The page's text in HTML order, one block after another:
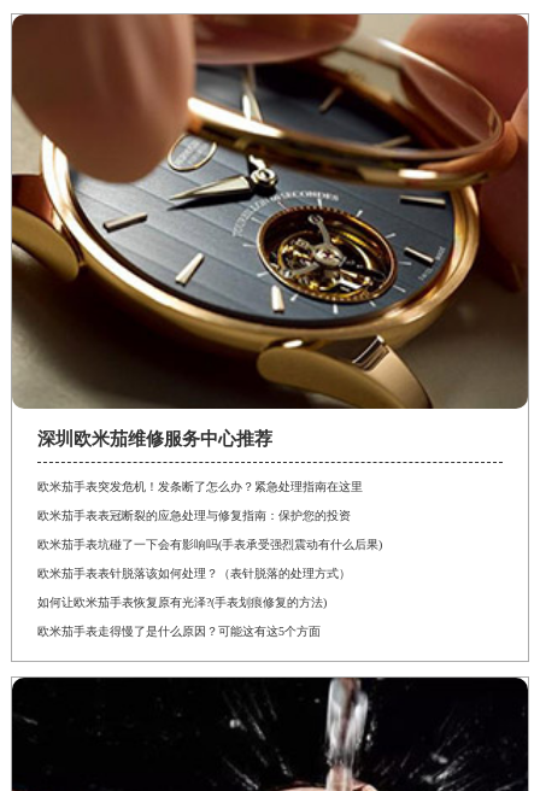
深圳欧米茄维修服务中心推荐
欧米茄手表突发危机！发条断了怎么办？紧急处理指南在这里
欧米茄手表表冠断裂的应急处理与修复指南：保护您的投资
欧米茄手表坑碰了一下会有影响吗(手表承受强烈震动有什么后果)
欧米茄手表表针脱落该如何处理？（表针脱落的处理方式）
如何让欧米茄手表恢复原有光泽?(手表划痕修复的方法)
欧米茄手表走得慢了是什么原因？可能这有这5个方面